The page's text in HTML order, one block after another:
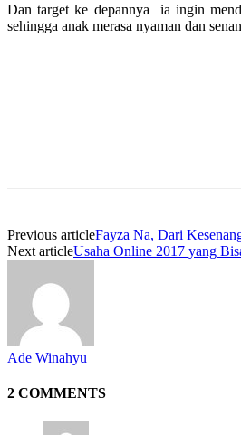
Dan target ke depannya ia ingin
sehingga anak merasa nyaman dan
Previous articleFayza Na, Dari
Next articleUsaha Online 2017 yang
Ade Winahyu
2 COMMENTS